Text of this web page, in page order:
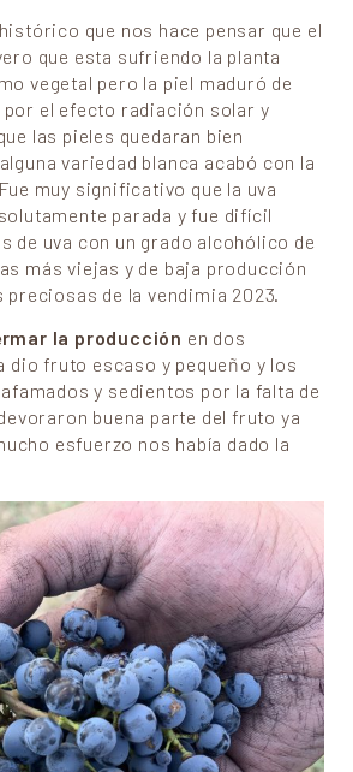
que nos hace pensar que el
que esta sufriendo la planta
vegetal pero la piel maduró de
el efecto radiación solar y
las pieles quedaran bien
variedad blanca acabó con la
muy significativo que la uva
parada y fue difícil
de uva con un grado alcohólico de
más viejas y de baja producción
de la vendimia 2023.
la producción en dos
dio fruto escaso y pequeño y los
y sedientos por la falta de
buena parte del fruto ya
esfuerzo nos había dado la